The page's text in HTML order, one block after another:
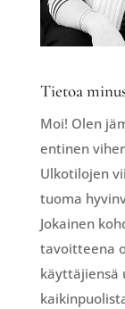
Tietoa
Moi! Olen
entinen
Ulkotilojen
tuoma
Jokainen
tavoitteena
käyttäjiensä